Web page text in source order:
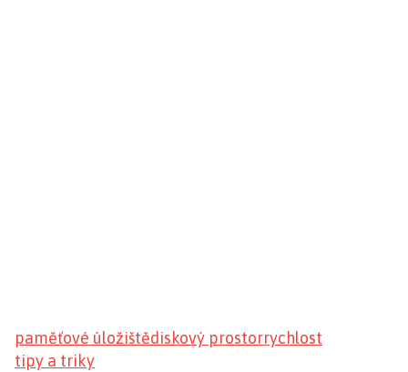
paměťové úložištědiskový prostorrychlost
tipy a triky